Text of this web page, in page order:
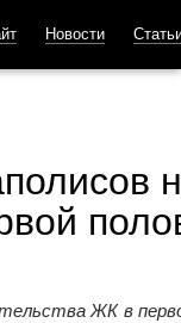
Новости
ЖК в